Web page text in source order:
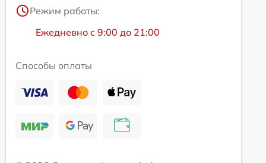
Режим работы:
Ежедневно с 9:00 до 21:00
Способы оплаты